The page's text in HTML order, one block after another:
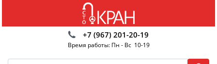
+7 (967) 201-20-19
Время работы: Пн - Вс 10-19